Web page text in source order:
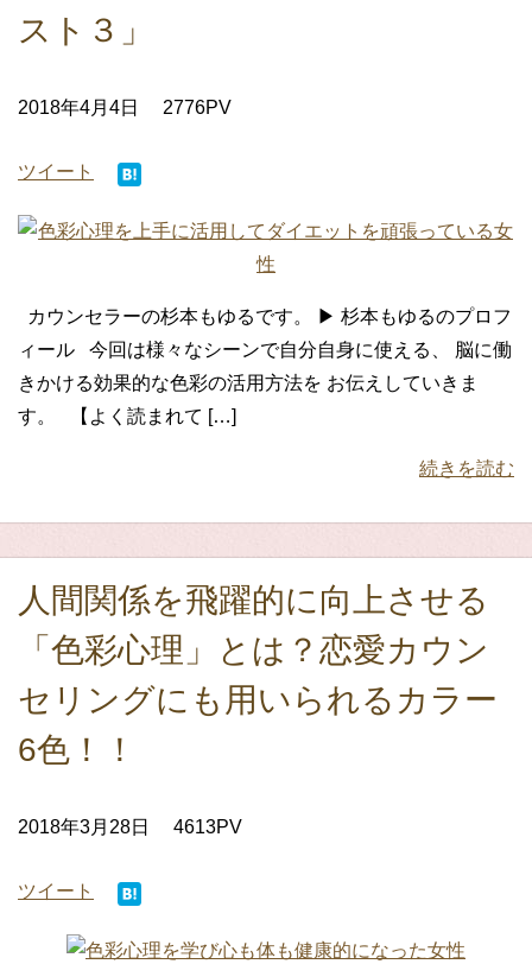
スト３」
2018年4月4日 2776PV
ツイート
カウンセラーの杉本もゆるです。 ▶ 杉本もゆるのプロフ
ィール 今回は様々なシーンで自分自身に使える、 脳に働
きかける効果的な色彩の活用方法を お伝えしていきま
す。 【よく読まれて […]
続きを読む
人間関係を飛躍的に向上させる
「色彩心理」とは？恋愛カウン
セリングにも用いられるカラー
6色！！
2018年3月28日 4613PV
ツイート